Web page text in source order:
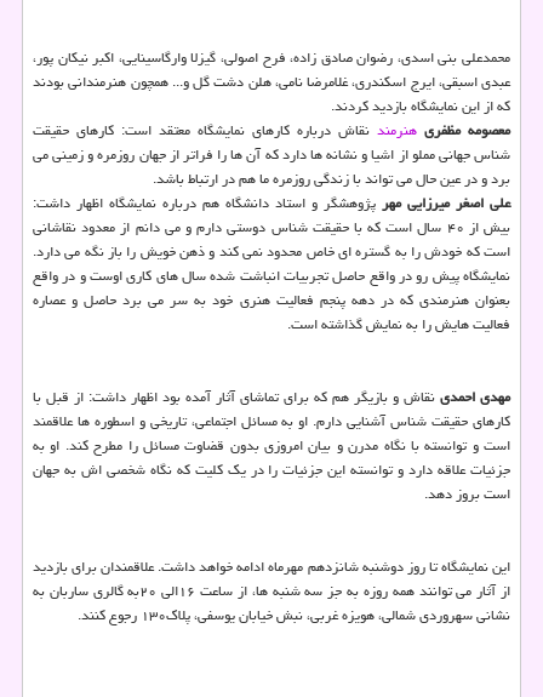
محمدعلی بنی اسدی، رضوان صادق زاده، فرح اصولی، گیزلا وارگاسینایی، اكبر نیكان پور،
عبدی اسبقی، ایرج اسكندری، غلامرضا نامی، هلن دشت گل و... همچون هنرمندانی بودند
كه از این نمایشگاه بازدید كردند.
معصومه مظفری هنرمند نقاش درباره كارهای نمایشگاه معتقد است: كارهای حقیقت
شناس جهانی مملو از اشیا و نشانه ها دارد كه آن ها را فراتر از جهان روزمره و زمینی می
برد و در عین حال می تواند با زندگی روزمره ما هم در ارتباط باشد.
علی اصغر میرزایی مهر پژوهشگر و استاد دانشگاه هم درباره نمایشگاه اظهار داشت:
بیش از ۴۰ سال است كه با حقیقت شناس دوستی دارم و می دانم از معدود نقاشانی
است كه خودش را به گستره ای خاص محدود نمی كند و ذهن خویش را باز نگه می دارد.
نمایشگاه پیش رو در واقع حاصل تجربیات انباشت شده سال های كاری اوست و در واقع
بعنوان هنرمندی كه در دهه پنجم فعالیت هنری خود به سر می برد حاصل و عصاره
فعالیت هایش را به نمایش گذاشته است.
مهدی احمدینقاش و بازیگر هم كه برای تماشای آثار آمده بود اظهار داشت: از قبل با
كارهای حقیقت شناس آشنایی دارم. او به مسائل اجتماعی، تاریخی و اسطوره ها علاقمند
است و توانسته با نگاه مدرن و بیان امروزی بدون قضاوت مسائل را مطرح كند. او به
جزئیات علاقه دارد و توانسته این جزئیات را در یك كلیت كه نگاه شخصی اش به جهان
است بروز دهد.
این نمایشگاه تا روز دوشنبه شانزدهم مهرماه ادامه خواهد داشت. علاقمندان برای بازدید
از آثار می توانند همه روزه به جز سه شنبه ها، از ساعت ۱۶الی ۲۰به گالری ساربان به
نشانی سهروردی شمالی، هویزه غربی، نبش خیابان یوسفی، پلاك۱۳۰ رجوع كنند.